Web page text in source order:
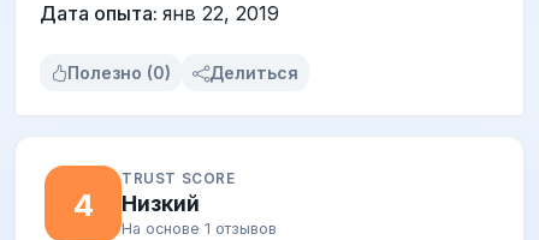
Дата опыта: янв 22, 2019
Полезно (0) Делиться
4
TRUST SCORE
Низкий
На основе 1 отзывов